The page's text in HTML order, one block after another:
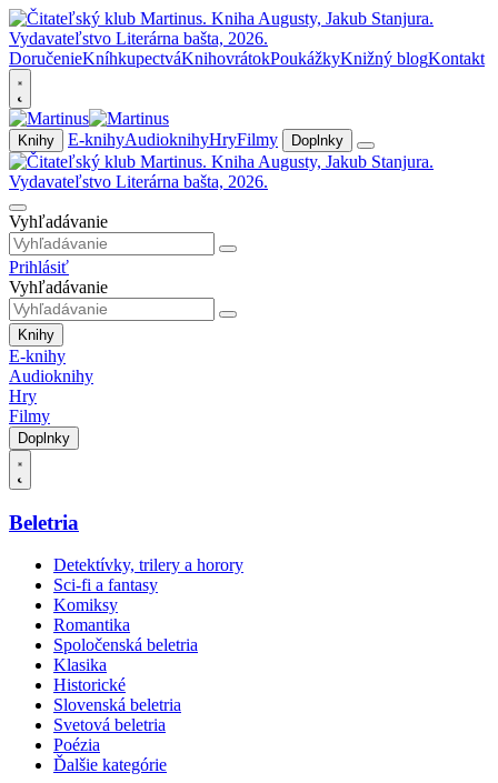
DoručenieKníhkupectváKnihovrátokPoukážkyKnižný blogKontakt
Knihy E-knihyAudioknihyHryFilmy Doplnky
Vyhľadávanie
Prihlásiť
Vyhľadávanie
Knihy
E-knihy
Audioknihy
Hry
Filmy
Doplnky
Beletria
Detektívky, trilery a horory
Sci-fi a fantasy
Komiksy
Romantika
Spoločenská beletria
Klasika
Historické
Slovenská beletria
Svetová beletria
Poézia
Ďalšie kategórie